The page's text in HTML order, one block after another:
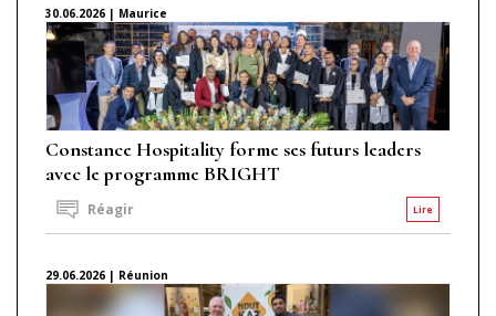
30.06.2026 | Maurice
Constance Hospitality forme ses futurs leaders
avec le programme BRIGHT
Lire
Réagir
29.06.2026 | Réunion